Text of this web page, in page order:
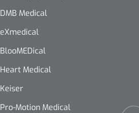
DMB Medical
eXmedical
BlooMEDical
Heart Medical
Keiser
Pro-Motion Medical